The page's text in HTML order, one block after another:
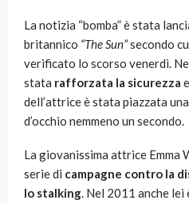
La notizia “bomba” è stata
britannico “The Sun”secondo
verificato lo scorso venerdì.
stata rafforzata la sicurezza
dell’attrice è stata piazzata
d’occhio nemmeno un secondo.
La giovanissima attrice Emma
serie di campagne contro la
lo stalking. Nel 2011 anche